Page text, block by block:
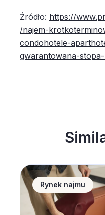
Źródło: https://
/najem-
condohotele-
gwarantowana-
Home staging
Rynek najmu